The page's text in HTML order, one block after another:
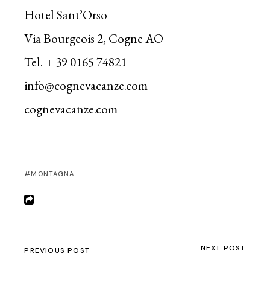
Hotel Sant’Orso
Via Bourgeois 2, Cogne AO
Tel. + 39 0165 74821
info@cognevacanze.com
cognevacanze.com
MONTAGNA
PREVIOUS POST NEXT POST